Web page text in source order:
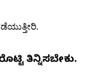
ತಿನ್ನಿಸಬೇಕು.